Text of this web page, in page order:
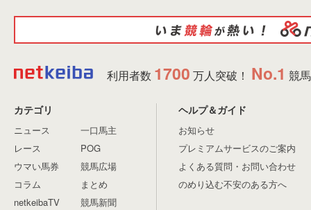
利用者数 1700 万人突破！ No.1 競
カテゴリ
ニュース
レース
ウマい馬券
コラム
netkeibaTV
一口馬主
POG
競馬広場
まとめ
競馬新聞
ヘルプ＆ガイド
お知らせ
プレミアムサービスのご案内
よくある質問・お問い合わせ
のめり込む不安のある方へ